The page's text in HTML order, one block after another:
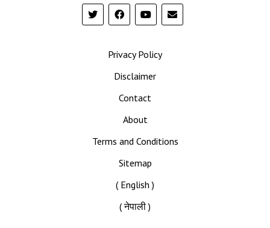
Privacy Policy
Disclaimer
Contact
About
Terms and Conditions
Sitemap
( English )
( नेपाली )